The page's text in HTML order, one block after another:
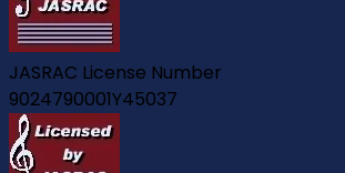
JASRAC License Number
9024790001Y45037